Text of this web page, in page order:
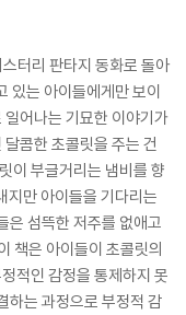
스터리 판타지 동화로 돌아
있는 아이들에게만 보이
어나는 기묘한 이야기가
콤한 초콜릿을 주는 건
이 부글거리는 냄비를 향
지만 아이들을 기다리는
은 섬뜩한 저주를 없애고
책은 아이들이 초콜릿의
적인 감정을 통제하지 못
하는 과정으로 부정적 감